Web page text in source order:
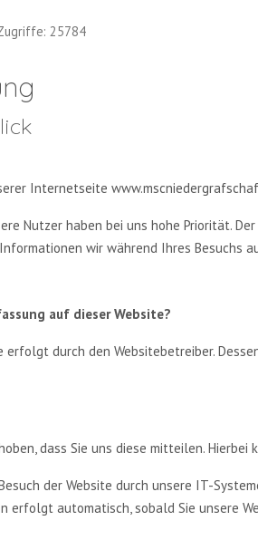
25784
Internetseite
Nutzer haben bei uns hohe Priorität.
wir während Ihres Besuchs
auf dieser Website?
durch den Websitebetreiber.
dass Sie uns diese mitteilen.
der Website durch unsere IT-
erfolgt automatisch, sobald Sie unsere